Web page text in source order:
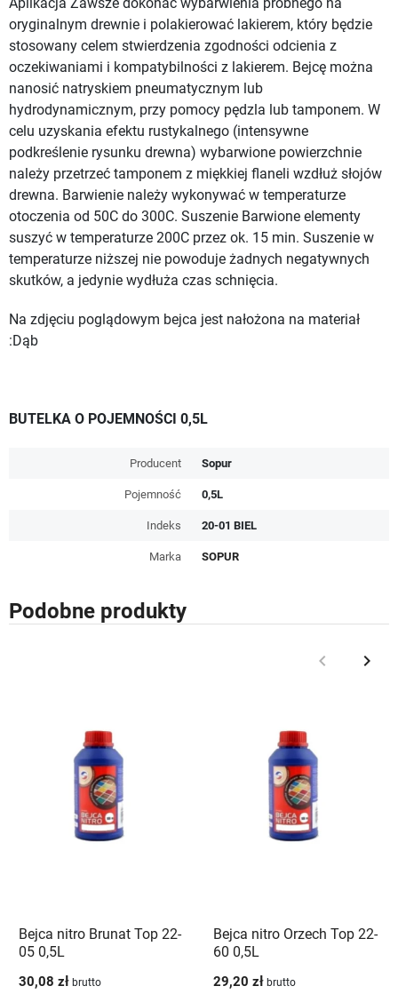
Aplikacja Zawsze dokonać wybarwienia próbnego na
oryginalnym drewnie i polakierować lakierem, który będzie
stosowany celem stwierdzenia zgodności odcienia z
oczekiwaniami i kompatybilności z lakierem. Bejcę można
nanosić natryskiem pneumatycznym lub
hydrodynamicznym, przy pomocy pędzla lub tamponem. W
celu uzyskania efektu rustykalnego (intensywne
podkreślenie rysunku drewna) wybarwione powierzchnie
należy przetrzeć tamponem z miękkiej flaneli wzdłuż słojów
drewna. Barwienie należy wykonywać w temperaturze
otoczenia od 50C do 300C. Suszenie Barwione elementy
suszyć w temperaturze 200C przez ok. 15 min. Suszenie w
temperaturze niższej nie powoduje żadnych negatywnych
skutków, a jedynie wydłuża czas schnięcia.
Na zdjęciu poglądowym bejca jest nałożona na materiał
:Dąb
BUTELKA O POJEMNOŚCI 0,5L
Producent Sopur
Pojemność 0,5L
Indeks 20-01 BIEL
Marka SOPUR
Podobne produkty
Poprzedni
keyboard_arrow_left keyboard_arrow_right
Bejca nitro Brunat Top 22-
05 0,5L
30,08 zł brutto
Bejca nitro Orzech Top 22-
60 0,5L
29,20 zł brutto